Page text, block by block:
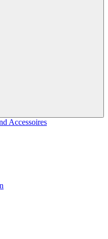
Accessoires